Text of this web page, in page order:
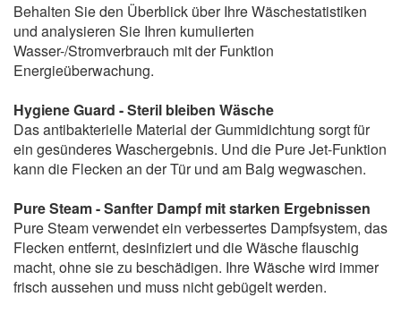
Behalten Sie den Überblick über Ihre Wäschestatistiken
und analysieren Sie Ihren kumulierten
Wasser-/Stromverbrauch mit der Funktion
Energieüberwachung.
Hygiene Guard - Steril bleiben Wäsche
Das antibakterielle Material der Gummidichtung sorgt für
ein gesünderes Waschergebnis. Und die Pure Jet-Funktion
kann die Flecken an der Tür und am Balg wegwaschen.
Pure Steam - Sanfter Dampf mit starken Ergebnissen
Pure Steam verwendet ein verbessertes Dampfsystem, das
Flecken entfernt, desinfiziert und die Wäsche flauschig
macht, ohne sie zu beschädigen. Ihre Wäsche wird immer
frisch aussehen und muss nicht gebügelt werden.